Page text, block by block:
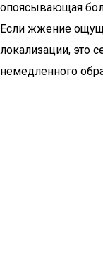
опоясывающая
Если жжение
локализации, это
немедленного